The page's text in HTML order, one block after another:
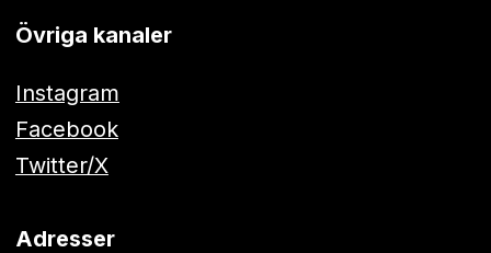
Övriga kanaler
Instagram
Facebook
Twitter/X
Adresser